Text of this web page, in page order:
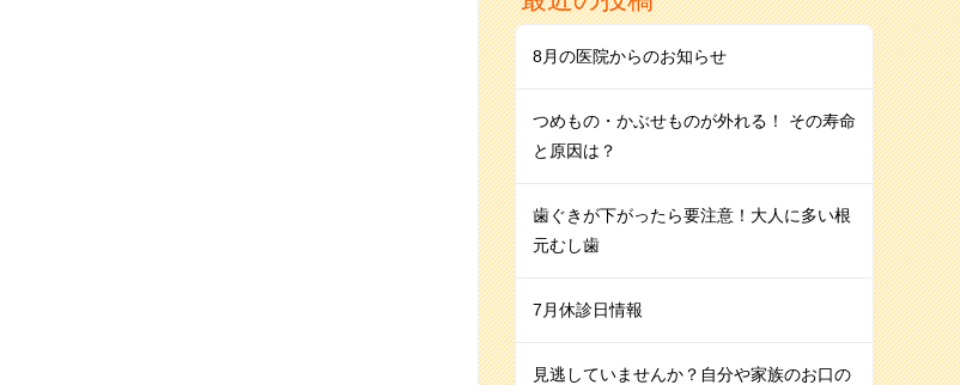
8月の医院からのお知らせ
つめもの・かぶせものが外れる！ その寿命
と原因は？
歯ぐきが下がったら要注意！大人に多い根
元むし歯
7月休診日情報
見逃していませんか？自分や家族のお口の